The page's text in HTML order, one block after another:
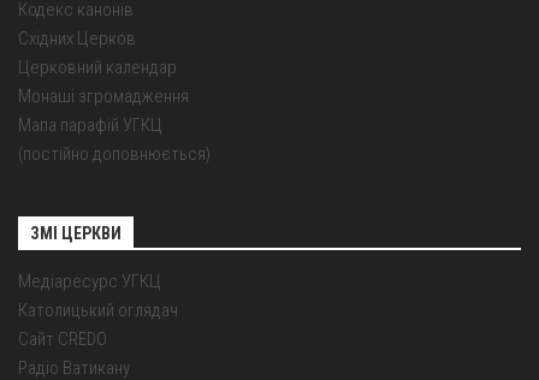
Кодекс канонів
Східних Церков
Церковний календар
Монаші згромадження
Мапа парафій УГКЦ
(постійно доповнюється)
ЗМІ ЦЕРКВИ
Медіаресурс УГКЦ
Католицький оглядач
Сайт CREDO
Радіо Ватикану